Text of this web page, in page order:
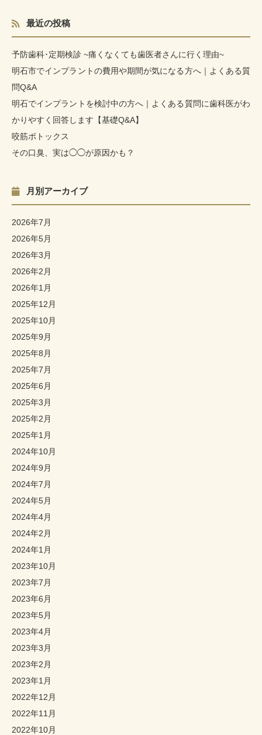
最近の投稿
予防歯科･定期検診 ~痛くなくても歯医者さんに行く理由~
明石市でインプラントの費用や期間が気になる方へ｜よくある質
問Q&A
明石でインプラントを検討中の方へ｜よくある質問に歯科医がわ
かりやすく回答します【基礎Q&A】
咬筋ボトックス
その口臭、実は◯◯が原因かも？
月別アーカイブ
2026年7月
2026年5月
2026年3月
2026年2月
2026年1月
2025年12月
2025年10月
2025年9月
2025年8月
2025年7月
2025年6月
2025年3月
2025年2月
2025年1月
2024年10月
2024年9月
2024年7月
2024年5月
2024年4月
2024年2月
2024年1月
2023年10月
2023年7月
2023年6月
2023年5月
2023年4月
2023年3月
2023年2月
2023年1月
2022年12月
2022年11月
2022年10月